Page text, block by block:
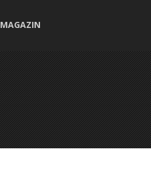
MAGAZIN